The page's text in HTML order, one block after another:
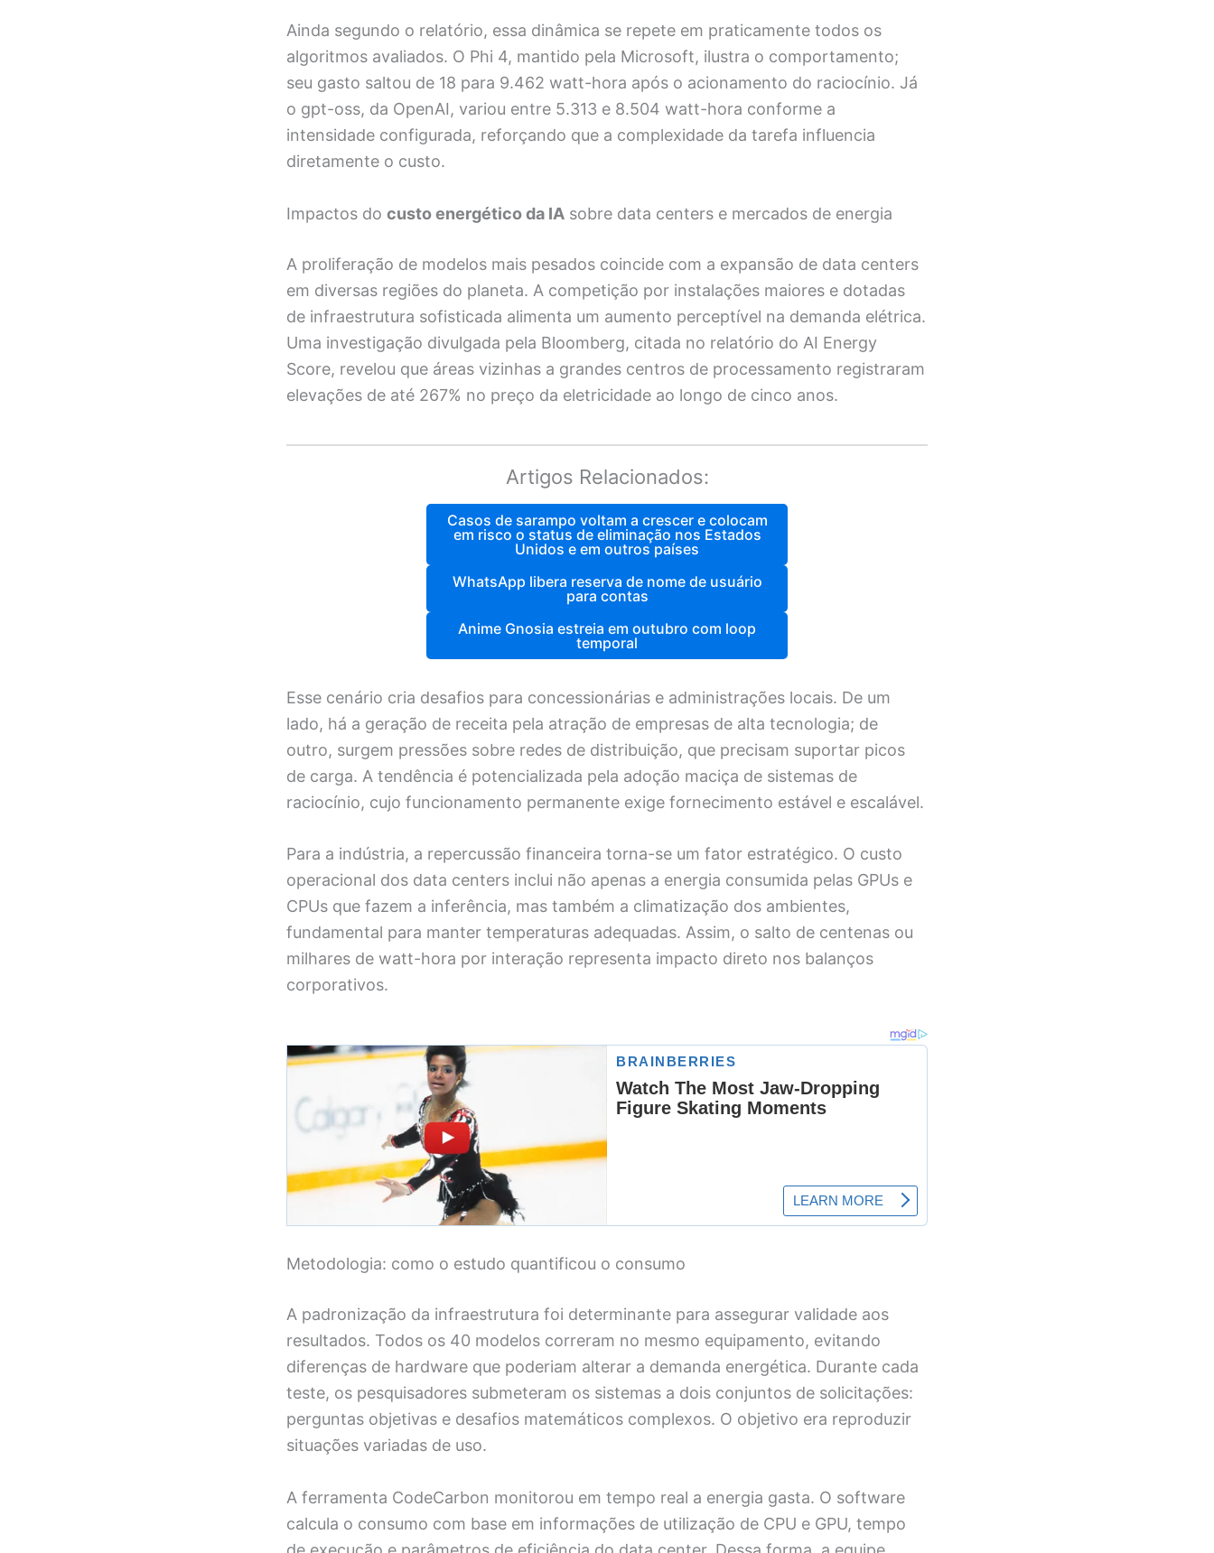
Ainda segundo o relatório, essa dinâmica se repete em praticamente todos os
algoritmos avaliados. O Phi 4, mantido pela Microsoft, ilustra o comportamento;
seu gasto saltou de 18 para 9.462 watt-hora após o acionamento do raciocínio. Já
o gpt-oss, da OpenAI, variou entre 5.313 e 8.504 watt-hora conforme a
intensidade configurada, reforçando que a complexidade da tarefa influencia
diretamente o custo.
Impactos do custo energético da IA sobre data centers e mercados de energia
A proliferação de modelos mais pesados coincide com a expansão de data centers
em diversas regiões do planeta. A competição por instalações maiores e dotadas
de infraestrutura sofisticada alimenta um aumento perceptível na demanda elétrica.
Uma investigação divulgada pela Bloomberg, citada no relatório do AI Energy
Score, revelou que áreas vizinhas a grandes centros de processamento registraram
elevações de até 267% no preço da eletricidade ao longo de cinco anos.
Artigos Relacionados:
Casos de sarampo voltam a crescer e colocam
em risco o status de eliminação nos Estados
Unidos e em outros países
WhatsApp libera reserva de nome de usuário
para contas
Anime Gnosia estreia em outubro com loop
temporal
Esse cenário cria desafios para concessionárias e administrações locais. De um
lado, há a geração de receita pela atração de empresas de alta tecnologia; de
outro, surgem pressões sobre redes de distribuição, que precisam suportar picos
de carga. A tendência é potencializada pela adoção maciça de sistemas de
raciocínio, cujo funcionamento permanente exige fornecimento estável e escalável.
Para a indústria, a repercussão financeira torna-se um fator estratégico. O custo
operacional dos data centers inclui não apenas a energia consumida pelas GPUs e
CPUs que fazem a inferência, mas também a climatização dos ambientes,
fundamental para manter temperaturas adequadas. Assim, o salto de centenas ou
milhares de watt-hora por interação representa impacto direto nos balanços
corporativos.
Metodologia: como o estudo quantificou o consumo
A padronização da infraestrutura foi determinante para assegurar validade aos
resultados. Todos os 40 modelos correram no mesmo equipamento, evitando
diferenças de hardware que poderiam alterar a demanda energética. Durante cada
teste, os pesquisadores submeteram os sistemas a dois conjuntos de solicitações:
perguntas objetivas e desafios matemáticos complexos. O objetivo era reproduzir
situações variadas de uso.
A ferramenta CodeCarbon monitorou em tempo real a energia gasta. O software
calcula o consumo com base em informações de utilização de CPU e GPU, tempo